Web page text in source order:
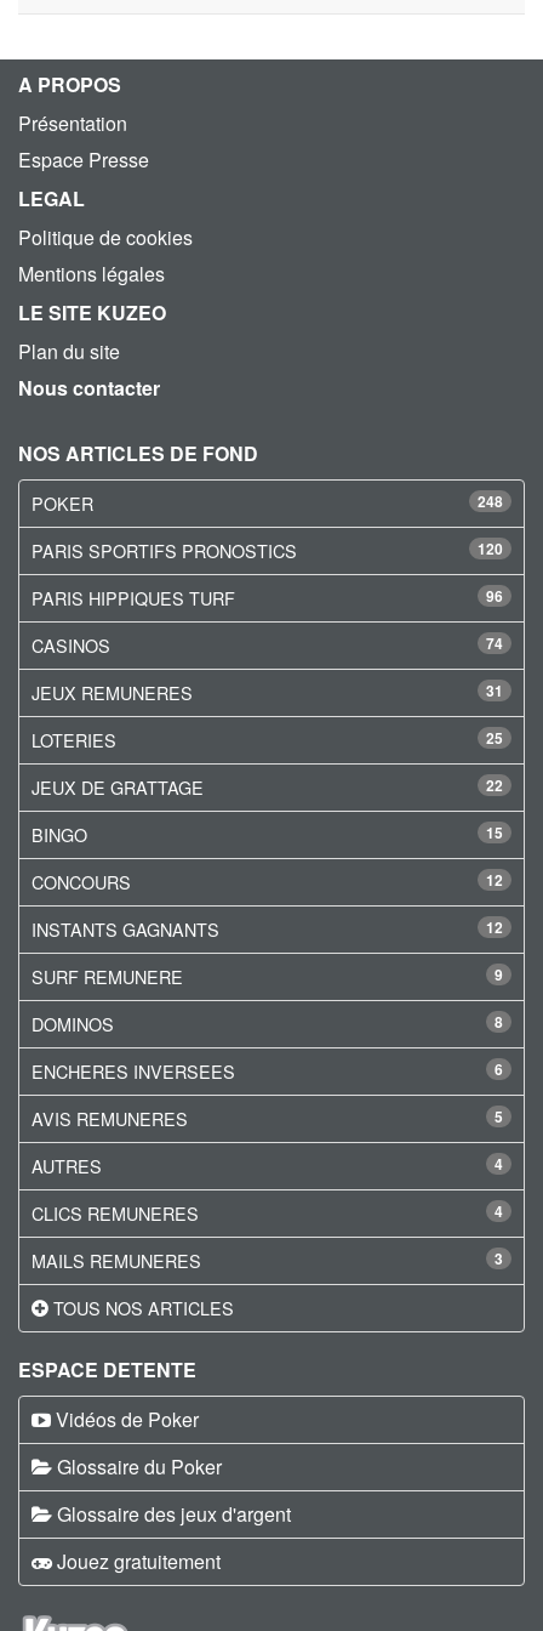
A PROPOS
Présentation
Espace Presse
LEGAL
Politique de cookies
Mentions légales
LE SITE KUZEO
Plan du site
Nous contacter
NOS ARTICLES DE FOND
248
POKER
120
PARIS SPORTIFS PRONOSTICS
96
PARIS HIPPIQUES TURF
74
CASINOS
31
JEUX REMUNERES
25
LOTERIES
22
JEUX DE GRATTAGE
15
BINGO
12
CONCOURS
12
INSTANTS GAGNANTS
9
SURF REMUNERE
8
DOMINOS
6
ENCHERES INVERSEES
5
AVIS REMUNERES
4
AUTRES
4
CLICS REMUNERES
3
MAILS REMUNERES
TOUS NOS ARTICLES
ESPACE DETENTE
Vidéos de Poker
Glossaire du Poker
Glossaire des jeux d'argent
Jouez gratuitement